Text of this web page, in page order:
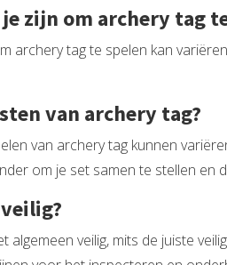
zijn om archery tag
archery tag te spelen kan
van archery tag?
van archery tag kunnen
om je set samen te stellen
algemeen veilig, mits de juiste